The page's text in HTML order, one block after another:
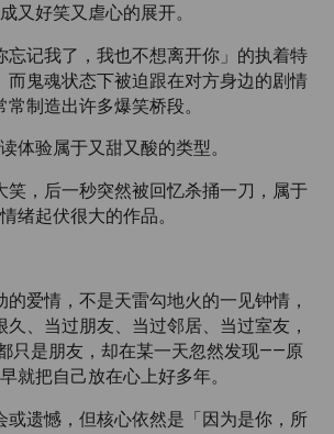
又好笑又虐心的展开。
忘记我了，我也不想离开你」的执着特
而鬼魂状态下被迫跟在对方身边的剧情
常制造出许多爆笑桥段。
体验属于又甜又酸的类型。
笑，后一秒突然被回忆杀捅一刀，属于
情绪起伏很大的作品。
爱情，不是天雷勾地火的一见钟情，
、当过朋友、当过邻居、当过室友，
只是朋友，却在某一天忽然发现——原
就把自己放在心上好多年。
或遗憾，但核心依然是「因为是你，所